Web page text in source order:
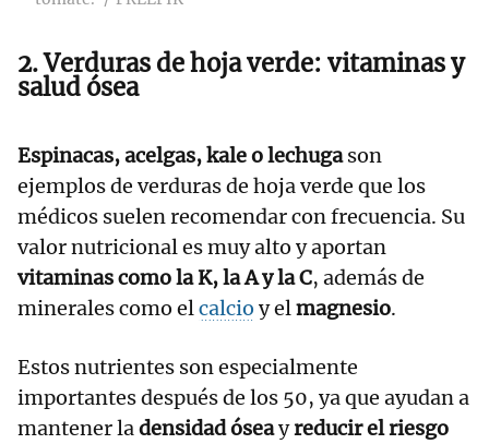
2. Verduras de hoja verde: vitaminas y
salud ósea
Espinacas, acelgas, kale o lechugason
ejemplos de verduras de hoja verde que los
médicos suelen recomendar con frecuencia. Su
valor nutricional es muy alto y aportan
vitaminas como la K, la A y la C, además de
minerales como elcalcio y elmagnesio.
Estos nutrientes son especialmente
importantes después de los 50, ya que ayudan a
mantener ladensidad óseayreducir el riesgo